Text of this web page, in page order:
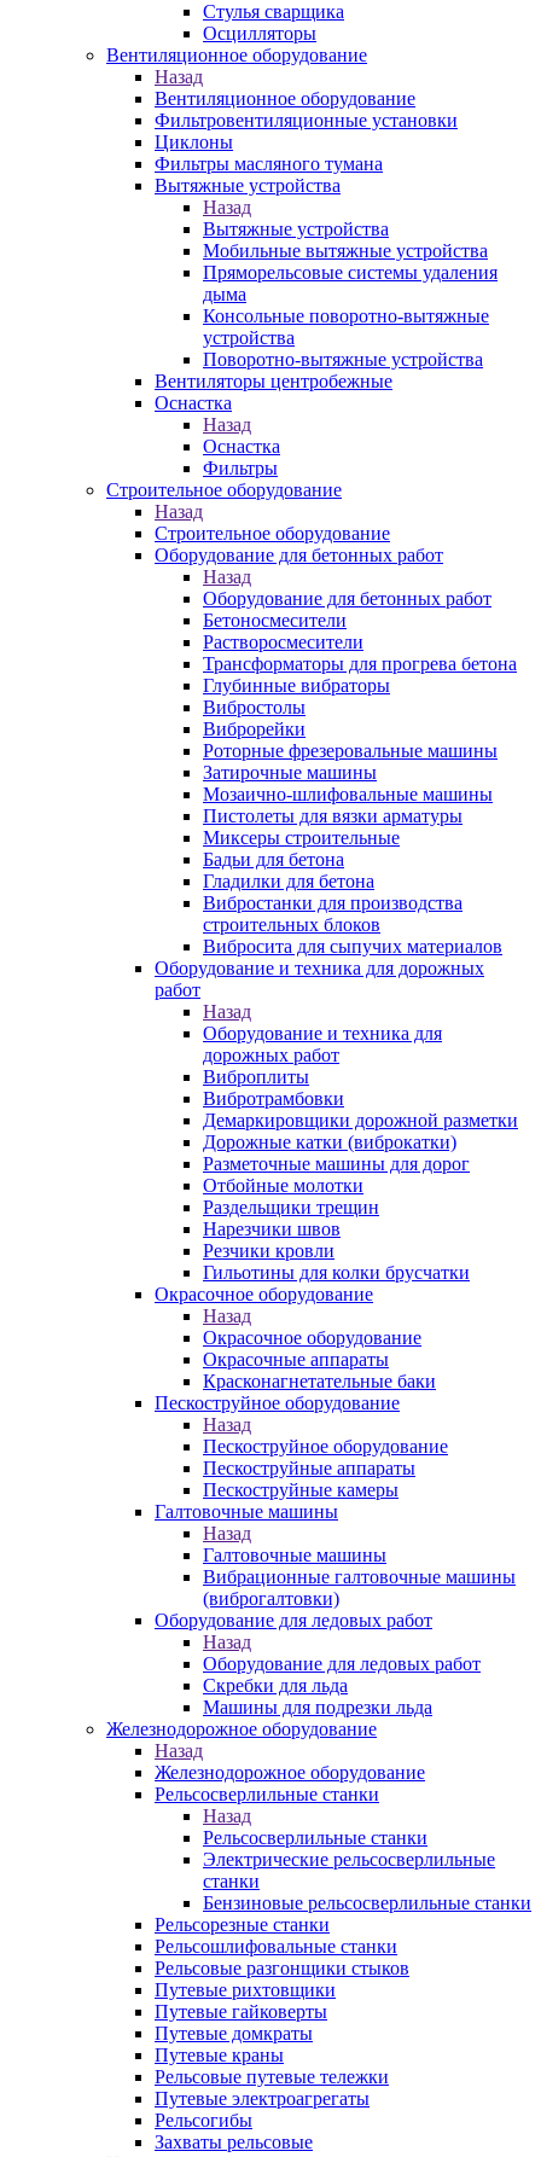
Стулья сварщика
Осцилляторы
Вентиляционное оборудование
Назад
Вентиляционное оборудование
Фильтровентиляционные установки
Циклоны
Фильтры масляного тумана
Вытяжные устройства
Назад
Вытяжные устройства
Мобильные вытяжные устройства
Пряморельсовые системы удаления
дыма
Консольные поворотно-вытяжные
устройства
Поворотно-вытяжные устройства
Вентиляторы центробежные
Оснастка
Назад
Оснастка
Фильтры
Строительное оборудование
Назад
Строительное оборудование
Оборудование для бетонных работ
Назад
Оборудование для бетонных работ
Бетоносмесители
Растворосмесители
Трансформаторы для прогрева бетона
Глубинные вибраторы
Вибростолы
Виброрейки
Роторные фрезеровальные машины
Затирочные машины
Мозаично-шлифовальные машины
Пистолеты для вязки арматуры
Миксеры строительные
Бадьи для бетона
Гладилки для бетона
Вибростанки для производства
строительных блоков
Вибросита для сыпучих материалов
Оборудование и техника для дорожных
работ
Назад
Оборудование и техника для
дорожных работ
Виброплиты
Вибротрамбовки
Демаркировщики дорожной разметки
Дорожные катки (виброкатки)
Разметочные машины для дорог
Отбойные молотки
Раздельщики трещин
Нарезчики швов
Резчики кровли
Гильотины для колки брусчатки
Окрасочное оборудование
Назад
Окрасочное оборудование
Окрасочные аппараты
Красконагнетательные баки
Пескоструйное оборудование
Назад
Пескоструйное оборудование
Пескоструйные аппараты
Пескоструйные камеры
Галтовочные машины
Назад
Галтовочные машины
Вибрационные галтовочные машины
(виброгалтовки)
Оборудование для ледовых работ
Назад
Оборудование для ледовых работ
Скребки для льда
Машины для подрезки льда
Железнодорожное оборудование
Назад
Железнодорожное оборудование
Рельсосверлильные станки
Назад
Рельсосверлильные станки
Электрические рельсосверлильные
станки
Бензиновые рельсосверлильные станки
Рельсорезные станки
Рельсошлифовальные станки
Рельсовые разгонщики стыков
Путевые рихтовщики
Путевые гайковерты
Путевые домкраты
Путевые краны
Рельсовые путевые тележки
Путевые электроагрегаты
Рельсогибы
Захваты рельсовые